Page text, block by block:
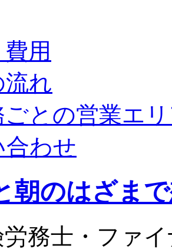
用
れ
ごとの営業エ
合わせ
朝のはざま
務士・ファ